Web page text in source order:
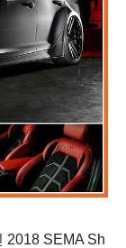
2018 SEMA Sh